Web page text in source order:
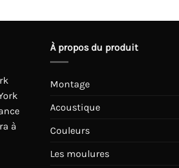
à
À propos du produit
Montage
Acoustique
Couleurs
Les moulures